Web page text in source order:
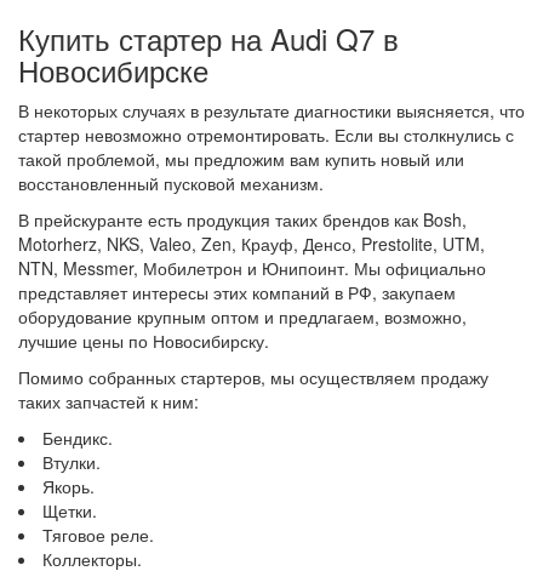
Купить стартер на Audi Q7 в
Новосибирске
В некоторых случаях в результате диагностики выясняется, что
стартер невозможно отремонтировать. Если вы столкнулись с
такой проблемой, мы предложим вам купить новый или
восстановленный пусковой механизм.
В прейскуранте есть продукция таких брендов как Bosh,
Motorherz, NKS, Valeo, Zen, Крауф, Денсо, Prestolite, UTM,
NTN, Messmer, Мобилетрон и Юнипоинт. Мы официально
представляет интересы этих компаний в РФ, закупаем
оборудование крупным оптом и предлагаем, возможно,
лучшие цены по Новосибирску.
Помимо собранных стартеров, мы осуществляем продажу
таких запчастей к ним:
Бендикс.
Втулки.
Якорь.
Щетки.
Тяговое реле.
Коллекторы.